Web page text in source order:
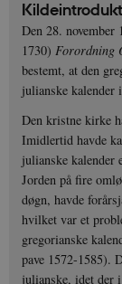
Den 28. november
1730)Forordning
bestemt, at den
julianske kalender
Den kristne kirke
Imidlertid havde
julianske kalender
Jorden på fire
døgn, havde
hvilket var et
gregorianske
pave 1572-1585).
julianske, idet der